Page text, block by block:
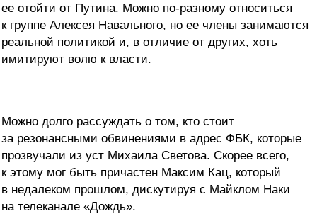
ее отойти от Путина. Можно по-разному относиться
к группе Алексея Навального, но ее члены занимаются
реальной политикой и, в отличие от других, хоть
имитируют волю к власти.
Можно долго рассуждать о том, кто стоит
за резонансными обвинениями в адрес ФБК, которые
прозвучали из уст Михаила Светова. Скорее всего,
к этому мог быть причастен Максим Кац, который
в недалеком прошлом, дискутируя с Майклом Наки
на телеканале «Дождь».